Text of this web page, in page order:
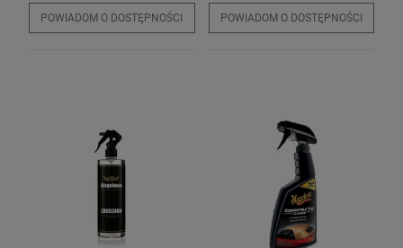
POWIADOM O DOSTĘPNOŚCI POWIADOM O DOSTĘPNOŚCI